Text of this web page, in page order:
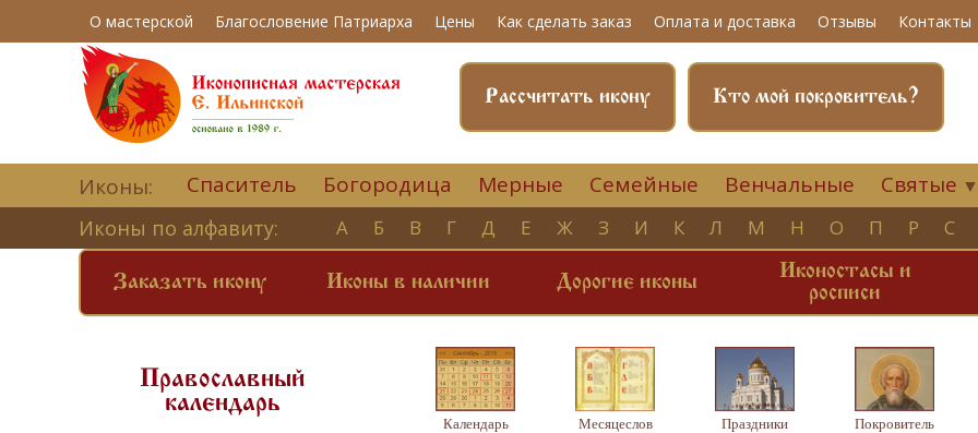
О мастерской Благословение Патриарха Цены Как сделать заказ Оплата и доставка Отзывы Контакты
Кто мой покровитель?
Рассчитать икону
Иконы: Спаситель Богородица Мерные Семейные Венчальные Святые ▼
Иконы по алфавиту: А Б В Г Д Е Ж З И К Л М Н О П Р С
Заказать икону Иконы в наличии Дорогие иконы
Иконостасы и
росписи
Православный
календарь
Календарь Месяцеслов Праздники Покровитель